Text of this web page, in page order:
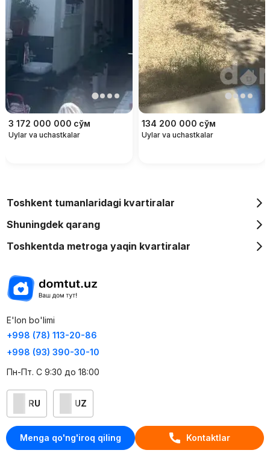
Menga qo'ng'iroq qiling Kontaktlar
3 172 000 000 сўм
Uylar va uchastkalar
134 200 000 сўм
Uylar va uchastkalar
Toshkent tumanlaridagi kvartiralar
Shuningdek qarang
Toshkentda metroga yaqin kvartiralar
E'lon bo'limi
+998 (78) 113-20-86
+998 (93) 390-30-10
Пн-Пт. С 9:30 до 18:00
RU UZ
Kontaktlar